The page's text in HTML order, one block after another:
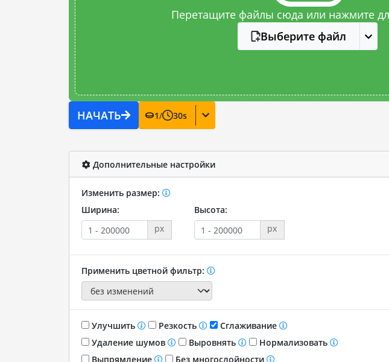
Перетащите файлы сюда или нажмите
Выберите файл
НАЧАТЬ 1/ 30s
Дополнительные настройки
Изменить размер:
Ширина:
px
Высота:
px
Применить цветной фильтр:
Улучшить Резкость
Сглаживание
Удаление шумов
Выровнять
Нормализовать
Выпрямление
Без многослойности